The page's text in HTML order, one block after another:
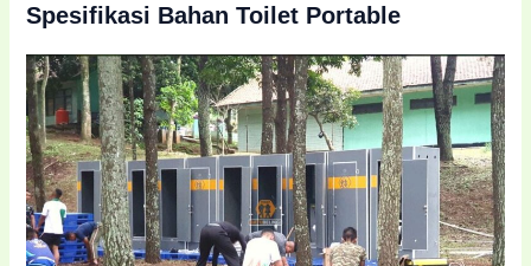
Spesifikasi Bahan Toilet Portable